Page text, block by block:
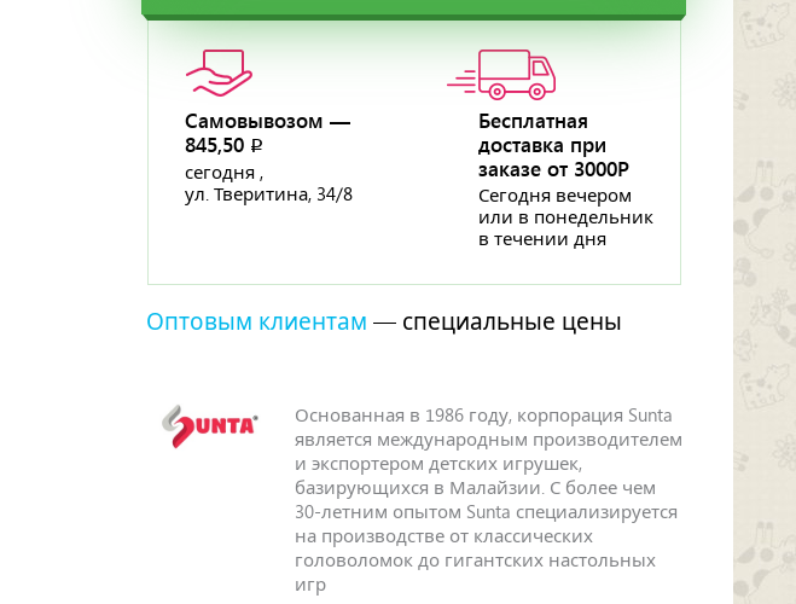
Самовывозом —
845,50 p
сегодня ,
ул. Тверитина, 34/8
Бесплатная
доставка при
заказе от 3000Р
Сегодня вечером
или в понедельник
в течении дня
Оптовым клиентам — специальные цены
Основанная в 1986 году, корпорация Sunta
является международным производителем
и экспортером детских игрушек,
базирующихся в Малайзии. С более чем
30-летним опытом Sunta специализируется
на производстве от классических
головоломок до гигантских настольных
игр